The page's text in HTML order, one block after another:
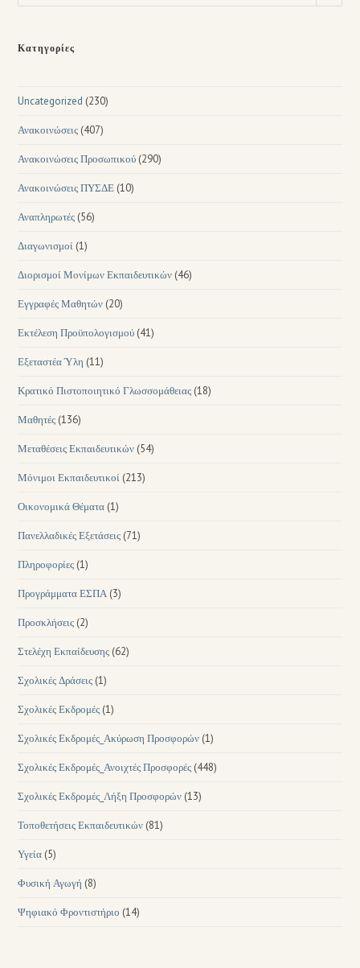
Κατηγορίες
Uncategorized (230)
Ανακοινώσεις (407)
Ανακοινώσεις Προσωπικού (290)
Ανακοινώσεις ΠΥΣΔΕ (10)
Αναπληρωτές (56)
Διαγωνισμοί (1)
Διορισμοί Μονίμων Εκπαιδευτικών (46)
Εγγραφές Μαθητών (20)
Εκτέλεση Προϋπολογισμού (41)
Εξεταστέα Ύλη (11)
Κρατικό Πιστοποιητικό Γλωσσομάθειας (18)
Μαθητές (136)
Μεταθέσεις Εκπαιδευτικών (54)
Μόνιμοι Εκπαιδευτικοί (213)
Οικονομικά Θέματα (1)
Πανελλαδικές Εξετάσεις (71)
Πληροφορίες (1)
Προγράμματα ΕΣΠΑ (3)
Προσκλήσεις (2)
Στελέχη Εκπαίδευσης (62)
Σχολικές Δράσεις (1)
Σχολικές Εκδρομές (1)
Σχολικές Εκδρομές_Ακύρωση Προσφορών (1)
Σχολικές Εκδρομές_Ανοιχτές Προσφορές (448)
Σχολικές Εκδρομές_Λήξη Προσφορών (13)
Τοποθετήσεις Εκπαιδευτικών (81)
Υγεία (5)
Φυσική Αγωγή (8)
Ψηφιακό Φροντιστήριο (14)